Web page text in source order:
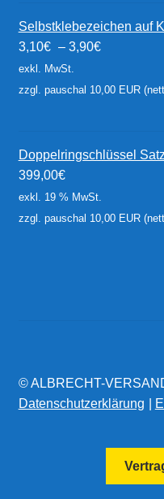
Selbstklebezeichen auf
3,10€ – 3,90€
exkl. MwSt.
zzgl. pauschal 10,00 EUR
Doppelringschlüssel
399,00€
exkl. 19 % MwSt.
zzgl. pauschal 10,00 EUR
© ALBRECHT-
Datenschutzerklärung